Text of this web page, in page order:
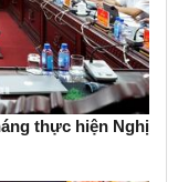
thực hiện Nghị